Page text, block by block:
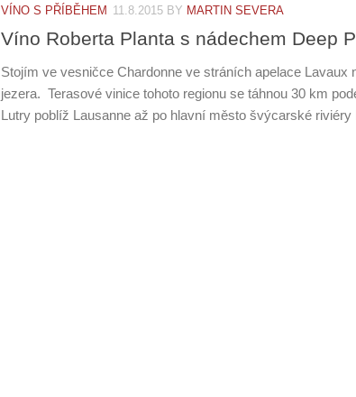
VÍNO S PŘÍBĚHEM 11.8.2015 BY MARTIN SEVERA
Víno Roberta Planta s nádechem Deep
Stojím ve vesničce Chardonne ve stráních apelace Lavaux
jezera. Terasové vinice tohoto regionu se táhnou 30 km
Lutry poblíž Lausanne až po hlavní město švýcarské riviéry